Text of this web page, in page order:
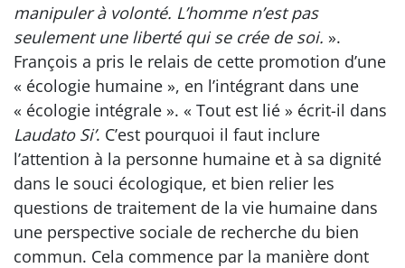
manipuler à volonté. L’homme n’est pas
seulement une liberté qui se crée de soi. ».
François a pris le relais de cette promotion d’une
« écologie humaine », en l’intégrant dans une
« écologie intégrale ». « Tout est lié » écrit-il dans
Laudato Si’. C’est pourquoi il faut inclure
l’attention à la personne humaine et à sa dignité
dans le souci écologique, et bien relier les
questions de traitement de la vie humaine dans
une perspective sociale de recherche du bien
commun. Cela commence par la manière dont